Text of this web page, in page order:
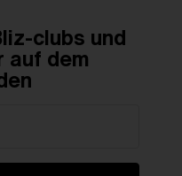
clubs und
auf dem